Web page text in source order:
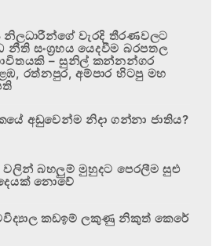
නිලධාරීන්ගේ වැරදි තීරණවලට
නීති සංග්‍රහය යෙදවීම බරපතල
– සුනිල් කන්නන්ගර
රත්නපුර, අම්පාර හිටපු මහ
අඩුවෙන්ම නිදා ගන්නා ජාතිය?
වලින් බහලුම් මුහුදට පෙරලීම සුළු
නොවේ
කඩඉම් ලකුණු නිකුත් කෙරේ